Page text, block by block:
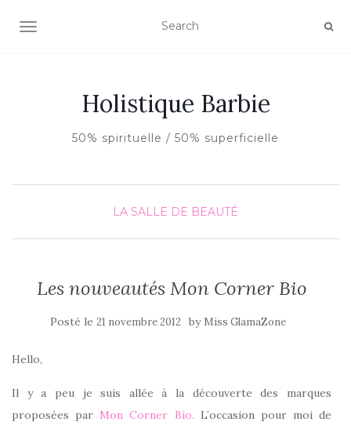
AFFICHER/MASQUER LA NAVIGATION
Holistique Barbie
50% spirituelle / 50% superficielle
LA SALLE DE BEAUTÉ
Les nouveautés Mon Corner Bio
Posté le 21 novembre 2012 by Miss GlamaZone
Hello,
Il y a peu je suis allée à la découverte des marques
proposées parMon Corner Bio. L’occasion pour moi de